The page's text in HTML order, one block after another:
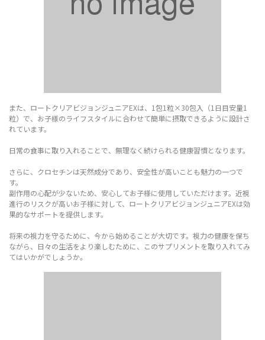
また、ロートクリアビジョンジュニアEXは、1包1粒×30包入（1日目安量1
粒）で、お子様のライフスタイルに合わせて簡単に摂取できるように設計さ
れています。
日常の食事に取り入れることで、無理なく続けられる健康習慣となります。
さらに、クロセチンは天然成分であり、安全性が高いことも魅力の一つで
す。
副作用の心配が少ないため、安心してお子様に使用していただけます。近視
進行のリスクが高いお子様に対して、ロートクリアビジョンジュニアEXは効
果的なサポートを提供します。
将来の視力を守るために、今から始めることが大切です。視力の健康を保ち
ながら、日々の生活をより楽しむために、このサプリメントを取り入れてみ
てはいかがでしょうか。